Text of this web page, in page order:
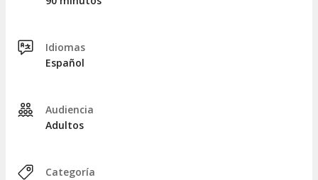
Idiomas
Español
Audiencia
Adultos
Categoría